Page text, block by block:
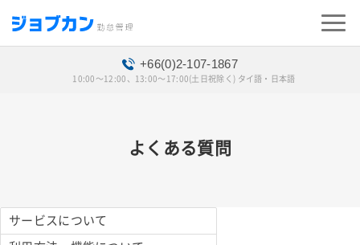
+66(0)2-107-1867
10:00〜12:00、13:00〜17:00(土日祝除く) タイ語・日本語
よくある質問
サービスについて